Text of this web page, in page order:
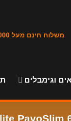
משלוח חינם מעל 1000 ש"ח במרכז הארץ
וגימבלים